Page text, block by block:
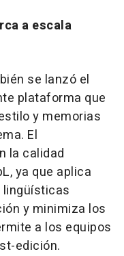
a escala
se lanzó el
plataforma que
y memorias
El
la calidad
ya que aplica
y minimiza los
a los equipos
edición.